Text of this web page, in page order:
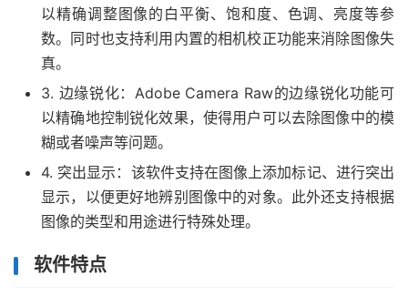
以精确调整图像的白平衡、饱和度、色调、亮度等参
数。同时也支持利用内置的相机校正功能来消除图像失
真。
3. 边缘锐化：Adobe Camera Raw的边缘锐化功能可
以精确地控制锐化效果，使得用户可以去除图像中的模
糊或者噪声等问题。
4. 突出显示：该软件支持在图像上添加标记、进行突出
显示，以便更好地辨别图像中的对象。此外还支持根据
图像的类型和用途进行特殊处理。
软件特点